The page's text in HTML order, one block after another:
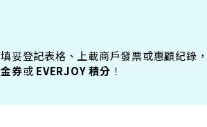
填妥登記表格、上載商戶發票或惠顧紀錄
金券或 EVERJOY 積分 ！​